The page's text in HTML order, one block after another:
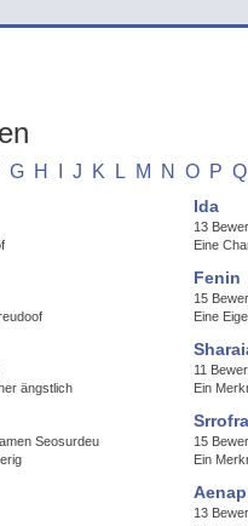
G H J K L M N O P Q
Ida
13
Eine
Fenin
15
Eine
ängstlich
11
Ein
Seosurdeu
Srrofra
15
Ein
13